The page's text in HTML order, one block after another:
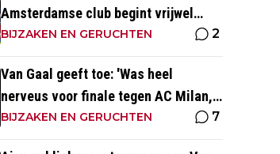
Amsterdamse club begint vrijwel
altijd met zege
BIJZAKEN EN GERUCHTEN 2
Van Gaal geeft toe: 'Was heel
nerveus voor finale tegen AC Milan,
wist dat ze zich zouden aanpassen'
BIJZAKEN EN GERUCHTEN 7